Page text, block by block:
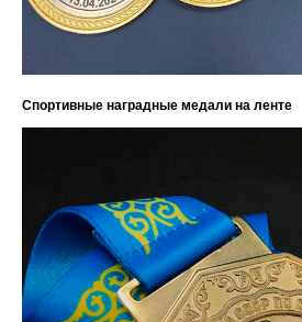
Спортивные наградные медали на ленте